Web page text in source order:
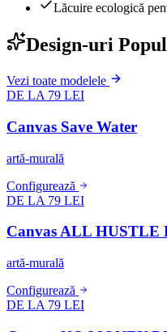
Lăcuire ecologică
Design-uri
Vezi toate modelele
DE LA 79 LEI
Canvas Save Water
artă-murală
Configurează
DE LA 79 LEI
Canvas ALL HUSTLE
artă-murală
Configurează
DE LA 79 LEI